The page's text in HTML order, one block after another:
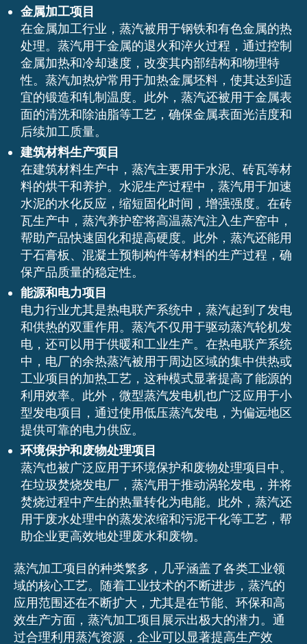
金属加工项目
在金属加工行业，蒸汽被用于钢铁和有色金属的热
处理。蒸汽用于金属的退火和淬火过程，通过控制
金属加热和冷却速度，改变其内部结构和物理特
性。蒸汽加热炉常用于加热金属坯料，使其达到适
宜的锻造和轧制温度。此外，蒸汽还被用于金属表
面的清洗和除油脂等工艺，确保金属表面光洁度和
后续加工质量。
建筑材料生产项目
在建筑材料生产中，蒸汽主要用于水泥、砖瓦等材
料的烘干和养护。水泥生产过程中，蒸汽用于加速
水泥的水化反应，缩短固化时间，增强强度。在砖
瓦生产中，蒸汽养护窑将高温蒸汽注入生产窑中，
帮助产品快速固化和提高硬度。此外，蒸汽还能用
于石膏板、混凝土预制构件等材料的生产过程，确
保产品质量的稳定性。
能源和电力项目
电力行业尤其是热电联产系统中，蒸汽起到了发电
和供热的双重作用。蒸汽不仅用于驱动蒸汽轮机发
电，还可以用于供暖和工业生产。在热电联产系统
中，电厂的余热蒸汽被用于周边区域的集中供热或
工业项目的加热工艺，这种模式显著提高了能源的
利用效率。此外，微型蒸汽发电机也广泛应用于小
型发电项目，通过使用低压蒸汽发电，为偏远地区
提供可靠的电力供应。
环境保护和废物处理项目
蒸汽也被广泛应用于环境保护和废物处理项目中。
在垃圾焚烧发电厂，蒸汽用于推动涡轮发电，并将
焚烧过程中产生的热量转化为电能。此外，蒸汽还
用于废水处理中的蒸发浓缩和污泥干化等工艺，帮
助企业更高效地处理废水和废物。
蒸汽加工项目的种类繁多，几乎涵盖了各类工业领
域的核心工艺。随着工业技术的不断进步，蒸汽的
应用范围还在不断扩大，尤其是在节能、环保和高
效生产方面，蒸汽加工项目展示出极大的潜力。通
过合理利用蒸汽资源，企业可以显著提高生产效